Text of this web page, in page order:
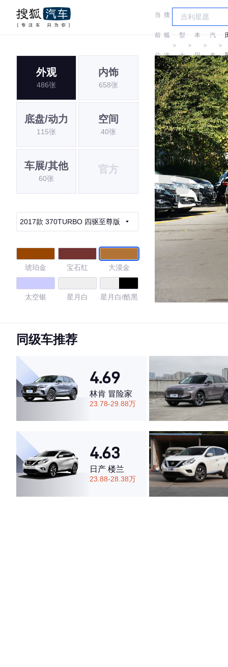
当
前
位
置:
搜
狐
汽
车
＞
车
型
大
全
＞
本
田
＞
汽
本
田
＞
外观
486张
内饰
658张
底盘/动力
115张
空间
40张
车展/其他
60张
官方
2017款 370TURBO 四驱至尊版
琥珀金 宝石红 大漠金
太空银 星月白 星月白/酷黑
4.59
·外观表现一般，低于74%同级车
·内饰表现较为优秀，优于54%同级车
·空间表现较为优秀，优于80%同级车
同级车推荐
4.69
林肯 冒险家
23.78-29.88万
4.63
日产 楼兰
23.88-28.38万